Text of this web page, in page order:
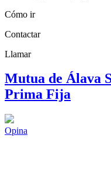
Cómo ir
Contactar
Llamar
Mutua de Álava
Prima Fija
Opina